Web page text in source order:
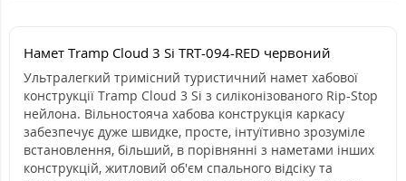
Намет Tramp Cloud 3 Si TRT-094-RED червоний
Ультралегкий тримісний туристичний намет хабової
конструкції Tramp Cloud 3 Si з силіконізованого Rip-Stop
нейлона. Вільностояча хабова конструкція каркасу
забезпечує дуже швидке, просте, інтуїтивно зрозуміле
встановлення, більший, в порівнянні з наметами інших
конструкцій, житловий об'єм спального відсіку та